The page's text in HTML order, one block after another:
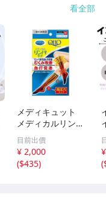
看全部
メディキュット
メディカルリンパ
ケア ハイソック
ス Мサイズ １足
目前出價
¥ 2,000
($435)
(